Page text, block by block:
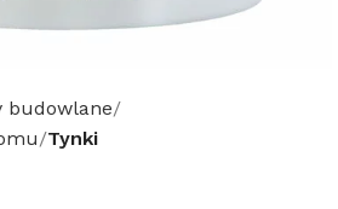
budowlane
Tynki